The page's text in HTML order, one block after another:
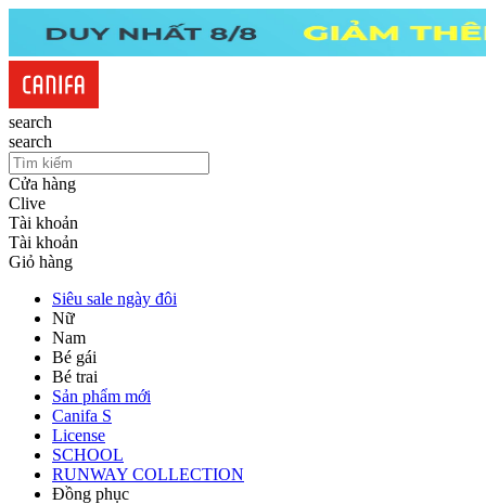
search
search
Cửa hàng
Clive
Tài khoản
Tài khoản
Giỏ hàng
Siêu sale ngày đôi
Nữ
Nam
Bé gái
Bé trai
Sản phẩm mới
Canifa S
License
SCHOOL
RUNWAY COLLECTION
Đồng phục